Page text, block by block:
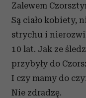
Zalewem
Są ciało kobiety,
strychu i
10 lat. Jak ze
przybyły do
I czy mamy do
Nie zdradzę.